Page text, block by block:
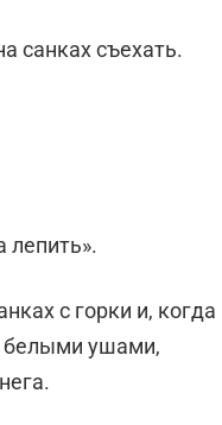
санках съехать.
лепить».
с горки и, когда
белыми ушами,